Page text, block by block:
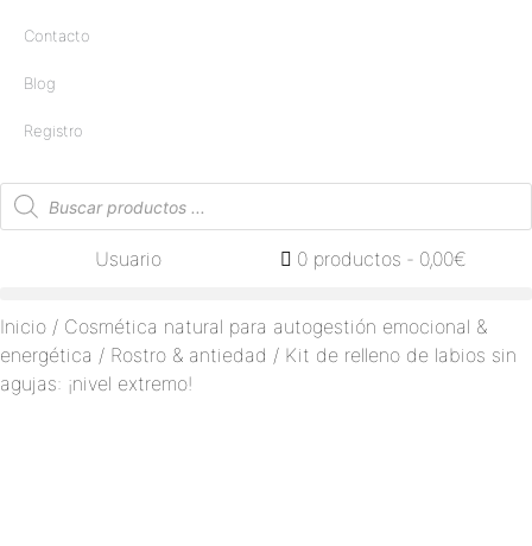
Contacto
Blog
Registro
Usuario 0 productos 0,00€
Inicio / Cosmética natural para autogestión emocional &
energética / Rostro & antiedad / Kit de relleno de labios sin
agujas: ¡nivel extremo!